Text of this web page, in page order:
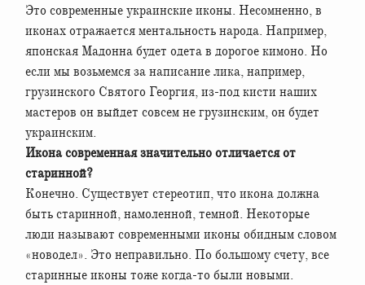
Это современные украинские иконы. Несомненно, в
иконах отражается ментальность народа. Например,
японская Мадонна будет одета в дорогое кимоно. Но
если мы возьмемся за написание лика, например,
грузинского Святого Георгия, из-под кисти наших
мастеров он выйдет совсем не грузинским, он будет
украинским.
Икона современная значительно отличается от
старинной?
Конечно. Существует стереотип, что икона должна
быть старинной, намоленной, темной. Некоторые
люди называют современными иконы обидным словом
«новодел». Это неправильно. По большому счету, все
старинные иконы тоже когда-то были новыми.